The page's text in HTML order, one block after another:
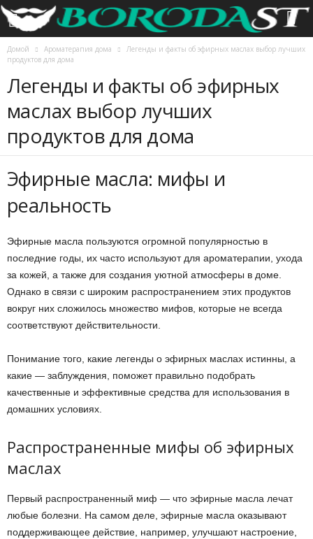
Домой Ароматерапия дома
Легенды и факты об эфирных маслах выбор лучших
продуктов для дома
Легенды и факты об эфирных
маслах выбор лучших
продуктов для дома
Эфирные масла: мифы и
реальность
Эфирные масла пользуются огромной популярностью в
последние годы, их часто используют для ароматерапии, ухода
за кожей, а также для создания уютной атмосферы в доме.
Однако в связи с широким распространением этих продуктов
вокруг них сложилось множество мифов, которые не всегда
соответствуют действительности.
Понимание того, какие легенды о эфирных маслах истинны, а
какие — заблуждения, поможет правильно подобрать
качественные и эффективные средства для использования в
домашних условиях.
Распространенные мифы об эфирных
маслах
Первый распространенный миф — что эфирные масла лечат
любые болезни. На самом деле, эфирные масла оказывают
поддерживающее действие, например, улучшают настроение,